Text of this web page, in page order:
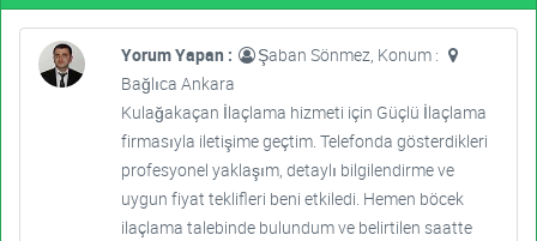
Yorum Yapan :
Şaban Sönmez, Konum :
Bağlıca Ankara
Kulağakaçan İlaçlama hizmeti için Güçlü İlaçlama
firmasıyla iletişime geçtim. Telefonda gösterdikleri
profesyonel yaklaşım, detaylı bilgilendirme ve
uygun fiyat teklifleri beni etkiledi. Hemen böcek
ilaçlama talebinde bulundum ve belirtilen saatte